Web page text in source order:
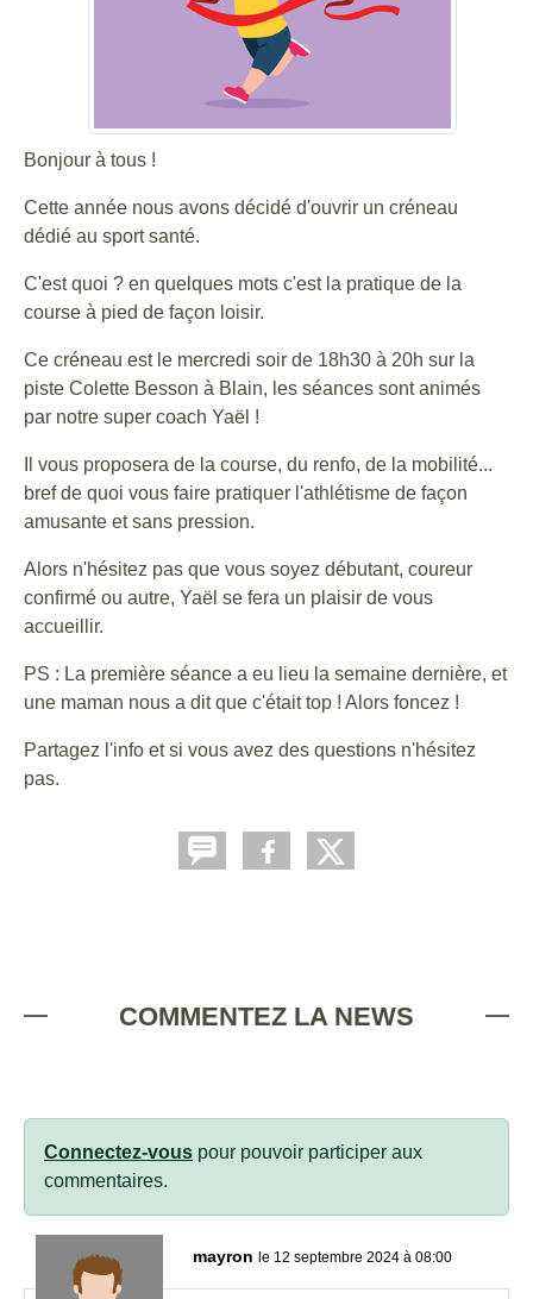
Bonjour à tous !
Cette année nous avons décidé d'ouvrir un créneau
dédié au sport santé.
C'est quoi ? en quelques mots c'est la pratique de la
course à pied de façon loisir.
Ce créneau est le mercredi soir de 18h30 à 20h sur la
piste Colette Besson à Blain, les séances sont animés
par notre super coach Yaël !
Il vous proposera de la course, du renfo, de la mobilité...
bref de quoi vous faire pratiquer l'athlétisme de façon
amusante et sans pression.
Alors n'hésitez pas que vous soyez débutant, coureur
confirmé ou autre, Yaël se fera un plaisir de vous
accueillir.
PS : La première séance a eu lieu la semaine dernière, et
une maman nous a dit que c'était top ! Alors foncez !
Partagez l'info et si vous avez des questions n'hésitez
pas.
COMMENTEZ LA NEWS
Connectez-vous pour pouvoir participer aux
commentaires.
mayron le 12 septembre 2024 à 08:00